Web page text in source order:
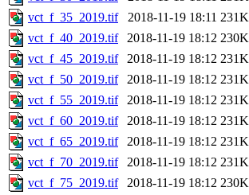
vct_f_35_2019.tif
2018-11-19 18:11 231K
vct_f_40_2019.tif
2018-11-19 18:12 230K
vct_f_45_2019.tif
2018-11-19 18:12 231K
vct_f_50_2019.tif
2018-11-19 18:12 231K
vct_f_55_2019.tif
2018-11-19 18:12 231K
vct_f_60_2019.tif
2018-11-19 18:12 231K
vct_f_65_2019.tif
2018-11-19 18:12 231K
vct_f_70_2019.tif
2018-11-19 18:12 231K
vct_f_75_2019.tif
2018-11-19 18:12 230K